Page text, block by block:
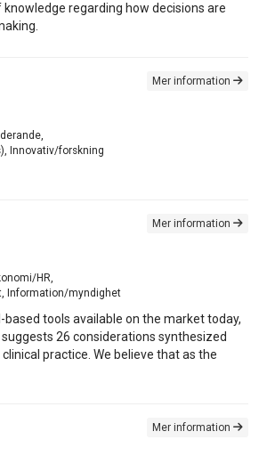
regarding how decisions are
Innovativ/forskning
Mer information
HR,
Information/myndighet
Mer information
tools available on the market today,
26 considerations synthesized
practice. We believe that as the
Mer information